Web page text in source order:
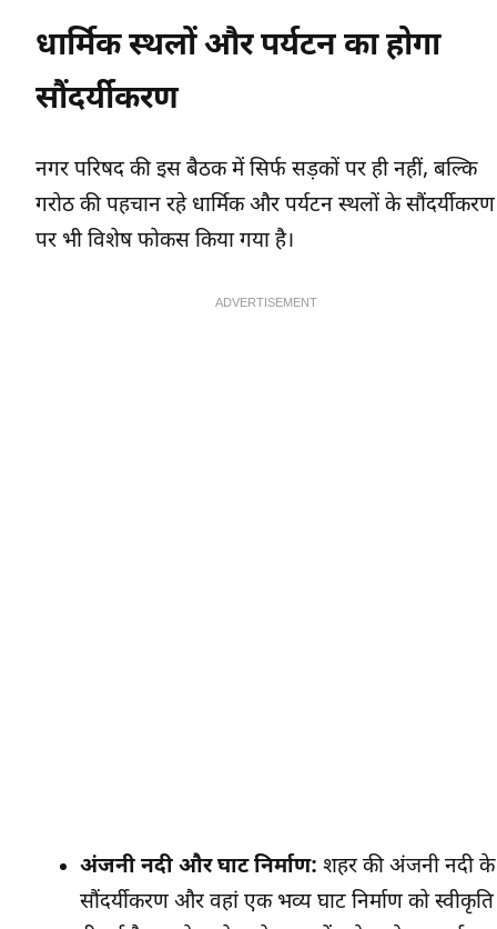
धार्मिक स्थलों और पर्यटन का होगा
सौंदर्यीकरण
नगर परिषद की इस बैठक में सिर्फ सड़कों पर ही नहीं, बल्कि
गरोठ की पहचान रहे धार्मिक और पर्यटन स्थलों के सौंदर्यीकरण
पर भी विशेष फोकस किया गया है।
ADVERTISEMENT
अंजनी नदी और घाट निर्माण: शहर की अंजनी नदी के
सौंदर्यीकरण और वहां एक भव्य घाट निर्माण को स्वीकृति